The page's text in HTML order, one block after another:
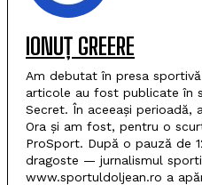
IONUȚ GREERE
Am debutat în presa
articole au fost publicate în
Secret. În aceeași perioadă,
Ora și am fost, pentru o
ProSport. După o pauză de
dragoste — jurnalismul
www.sportuldoljean.ro a